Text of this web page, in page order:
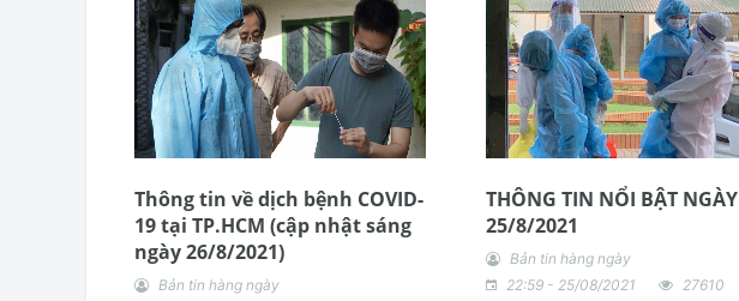
Thông tin về dịch bệnh COVID-
19 tại TP.HCM (cập nhật sáng
ngày 26/8/2021)
Bản tin hàng ngày
THÔNG TIN NỔI BẬT NGÀY
25/8/2021
Bản tin hàng ngày
22:59 - 25/08/2021
27610